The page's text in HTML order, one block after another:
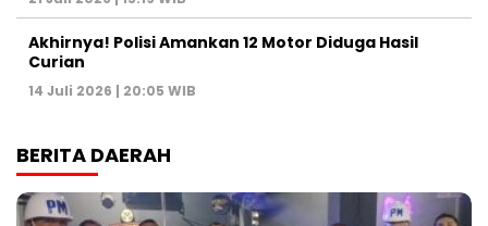
Akhirnya! Polisi Amankan 12 Motor Diduga Hasil
Curian
14 Juli 2026 | 20:05 WIB
BERITA DAERAH